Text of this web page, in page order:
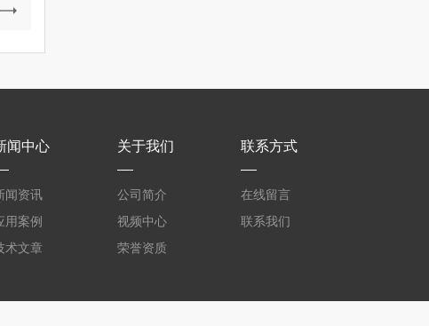
闻中心
闻资讯
用案例
术文章
关于我们
公司简介
视频中心
荣誉资质
联系方式
在线留言
联系我们